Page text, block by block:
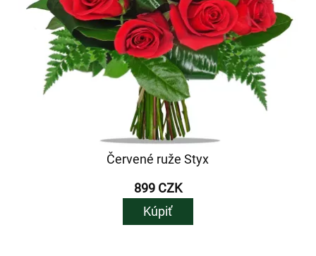
Červené ruže Styx
899 CZK
Kúpiť